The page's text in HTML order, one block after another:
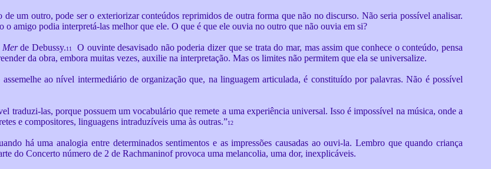
um outro, pode ser o exteriorizar conteúdos reprimidos de outra forma que não no discurso. Não seria possível analisar.
amigo podia interpretá-las melhor que ele. O que é que ele ouvia no outro que não ouvia em si?
Merde Debussy.11
O ouvinte desavisado não poderia dizer que se trata do mar, mas assim que conhece o conteúdo, pensa
da obra, embora muitas vezes, auxilie na interpretação. Mas os limites não permitem que ela se universalize.
ao nível intermediário de organização que, na linguagem articulada, é constituído por palavras. Não é possível
traduzi-las, porque possuem um vocabulário que remete a uma experiência universal. Isso é impossível na música, onde a
e compositores, linguagens intraduzíveis uma às outras.”12
há uma analogia entre determinados sentimentos e as impressões causadas ao ouvi-la. Lembro que quando criança
do Concerto número de 2 de Rachmaninof provoca uma melancolia, uma dor, inexplicáveis.